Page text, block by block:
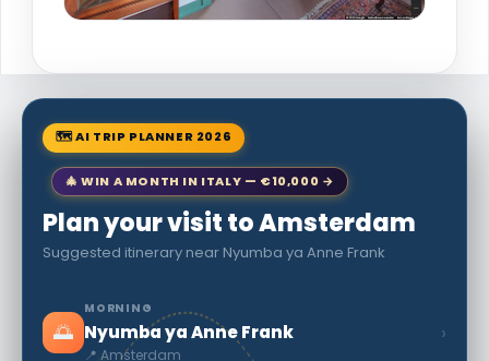
🗺 AI TRIP PLANNER 2026
🎄 WIN A MONTH IN ITALY — €10,000 →
Plan your visit to Amsterdam
Suggested itinerary near Nyumba ya Anne Frank
🌅
MORNING
Nyumba ya Anne Frank
📍 Amsterdam
›